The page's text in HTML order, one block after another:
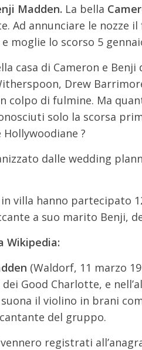
Madden. La bella
Ad annunciare le nozze
moglie lo scorso 5
casa di Cameron e
Drew
colpo di fulmine. Ma
solo la scorsa
?
dalle wedding
villa hanno partecipato
a suo marito Benji,
Wikipedia:
(Waldorf, 11 marzo
Good Charlotte, e
il violino in brani
del gruppo.
registrati